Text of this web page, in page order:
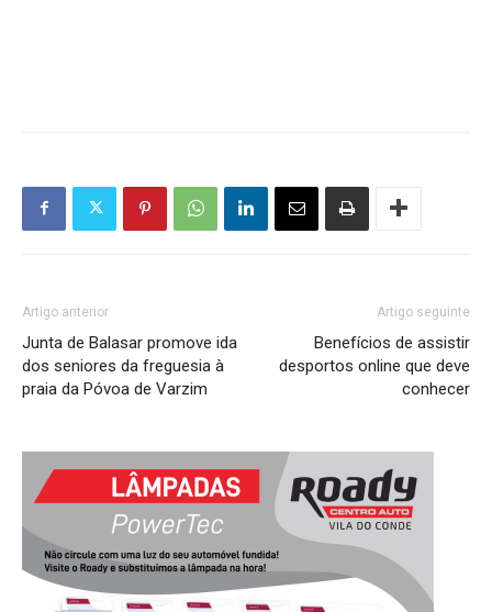
Artigo anterior
Junta de Balasar promove ida
dos seniores da freguesia à
praia da Póvoa de Varzim
Artigo seguinte
Benefícios de assistir
desportos online que deve
conhecer